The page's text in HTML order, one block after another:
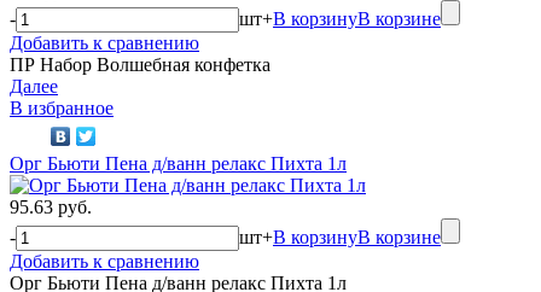
-
шт+В корзинуВ корзине
Добавить к сравнению
ПР Набор Волшебная конфетка
Далее
В избранное
Орг Бьюти Пена д/ванн релакс Пихта 1л
95.63 руб.
-
шт+В корзинуВ корзине
Добавить к сравнению
Орг Бьюти Пена д/ванн релакс Пихта 1л